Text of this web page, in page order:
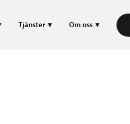
Tjänster Om oss